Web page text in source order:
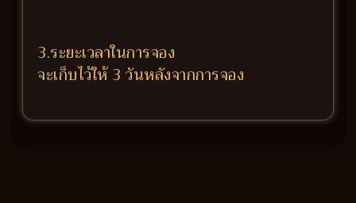
3.ระยะเวลาในการจอง
จะเก็บไว้ให้ 3 วันหลังจากการจอง